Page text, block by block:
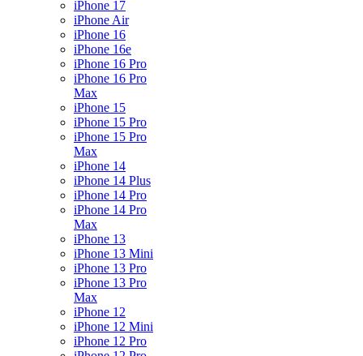
iPhone 17
iPhone Air
iPhone 16
iPhone 16e
iPhone 16 Pro
iPhone 16 Pro
Max
iPhone 15
iPhone 15 Pro
iPhone 15 Pro
Max
iPhone 14
iPhone 14 Plus
iPhone 14 Pro
iPhone 14 Pro
Max
iPhone 13
iPhone 13 Mini
iPhone 13 Pro
iPhone 13 Pro
Max
iPhone 12
iPhone 12 Mini
iPhone 12 Pro